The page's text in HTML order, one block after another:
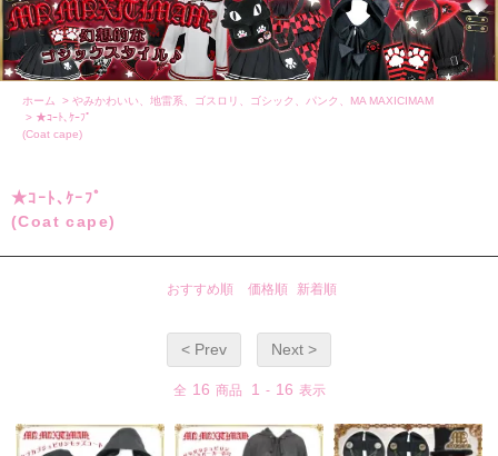
ホーム > やみかわいい、地雷系、ゴスロリ、ゴシック、パンク、MA MAXICIMAM
> ★ｺｰﾄ､ｹｰﾌﾟ
(Coat cape)
★ｺｰﾄ､ｹｰﾌﾟ
(Coat cape)
おすすめ順 価格順 新着順
< Prev Next >
全 16 商品 1 - 16 表示